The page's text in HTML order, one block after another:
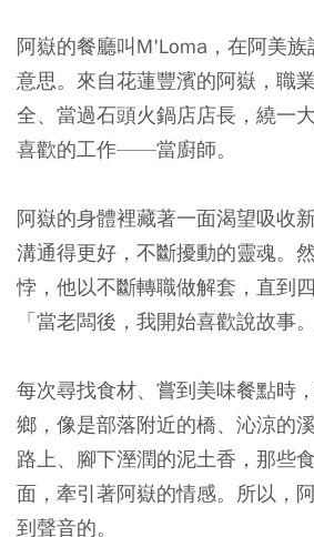
阿嶽的餐廳叫M'Loma，在阿美
意思。來自花蓮豐濱的阿嶽，職
全、當過石頭火鍋店店長，繞一
喜歡的工作——當廚師。
阿嶽的身體裡藏著一面渴望吸收
溝通得更好，不斷擾動的靈魂。
悖，他以不斷轉職做解套，直到
「當老闆後，我開始喜歡說故事。
每次尋找食材、嘗到美味餐點時
鄉，像是部落附近的橋、沁涼的
路上、腳下溼潤的泥土香，那些
面，牽引著阿嶽的情感。所以，
到聲音的。